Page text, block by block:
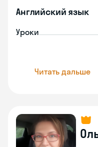
Английский язык
Уроки
Читать дальше